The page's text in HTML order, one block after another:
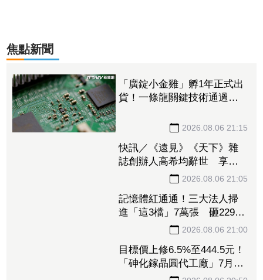
焦點新聞
「廣錠小金雞」孵1年正式出
貨！一條龍關鍵技術通過驗
2026.08.06 21:15
快訊／《遠見》《天下》雜
誌創辦人高希均辭世 享耆
2026.08.06 21:05
記憶體紅通通！三大法人掃
進「這3檔」7萬張 砸229億
元連4日補貨南亞科
2026.08.06 21:00